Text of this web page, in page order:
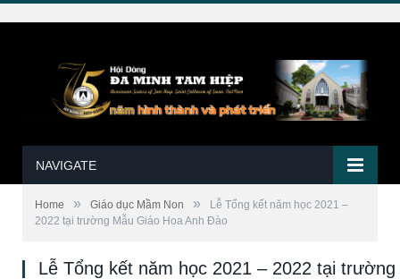
NAVIGATE
Home » Giáo dục Mầm Non »
Lễ Tổng kết năm học 2021 –
2022 tại trường Mẫu Giáo Hoa Anh Đào
Lễ Tổng kết năm học 2021 – 2022 tại